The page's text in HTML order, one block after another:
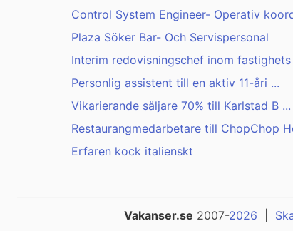
Control System Engineer- Operativ
Plaza Söker Bar- Och Servispersonal
Interim redovisningschef inom fastighets
Personlig assistent till en aktiv 11-åri ...
Vikarierande säljare 70% till Karlstad B ...
Restaurangmedarbetare till ChopChop
Erfaren kock italienskt
Vakanser.se 2007-2026